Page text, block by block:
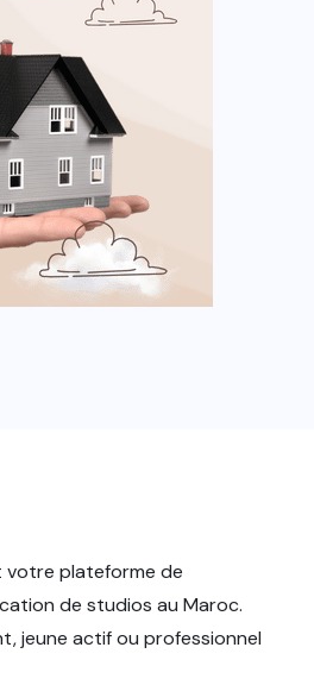
plateforme de
de studios au Maroc.
jeune actif ou professionnel